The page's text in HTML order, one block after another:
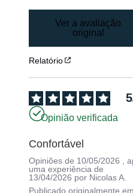
Ver a avaliação
original
Relatório
5
Opinião verificada
Confortável
Opiniões de 10/05/2026
,
uma experiência de
13/04/2026 por Nicolas A.
Publicado originalmente